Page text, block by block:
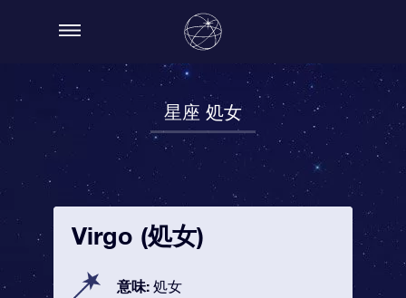
星座 処女
Virgo (処女)
意味: 処女